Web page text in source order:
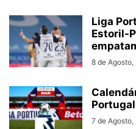
Liga
Estoril-
8 de Agosto,
7 de Agosto,